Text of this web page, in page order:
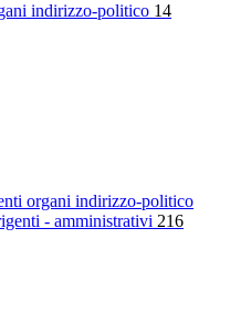
indirizzo-politico 14
organi indirizzo-politico
- amministrativi 216